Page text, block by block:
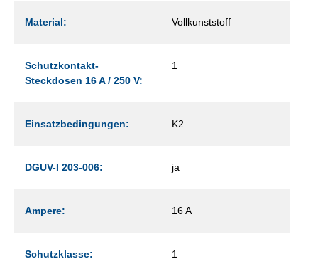
Material: Vollkunststoff
Schutzkontakt-
Steckdosen 16 A / 250 V:
1
Einsatzbedingungen: K2
DGUV-I 203-006: ja
Ampere: 16 A
Schutzklasse: 1